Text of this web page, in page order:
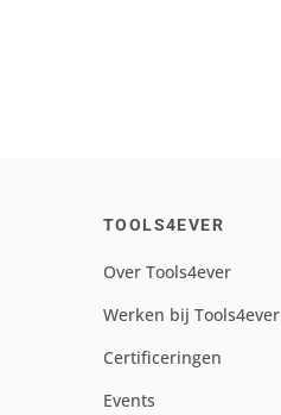
TOOLS4EVER
Over Tools4ever
Werken bij Tools4ever
Certificeringen
Events